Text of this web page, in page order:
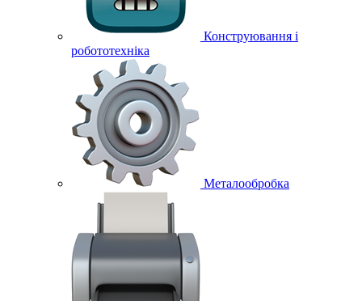
Конструювання і
робототехніка
Металообробка